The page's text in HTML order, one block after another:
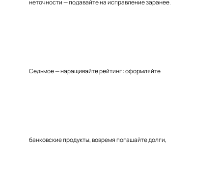
неточности — подавайте на исправление заранее.
Седьмое — наращивайте рейтинг: оформляйте
банковские продукты, вовремя погашайте долги,